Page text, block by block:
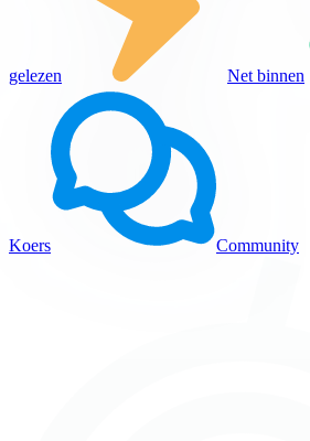
gelezen Net binnen
Koers Community